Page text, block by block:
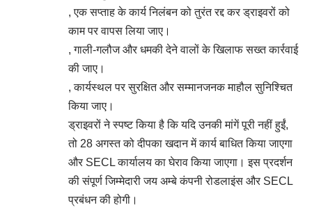
, एक सप्ताह के कार्य निलंबन को तुरंत रद्द कर ड्राइवरों को
काम पर वापस लिया जाए।
, गाली-गलौज और धमकी देने वालों के खिलाफ सख्त कार्रवाई
की जाए।
, कार्यस्थल पर सुरक्षित और सम्मानजनक माहौल सुनिश्चित
किया जाए।
ड्राइवरों ने स्पष्ट किया है कि यदि उनकी मांगें पूरी नहीं हुईं,
तो 28 अगस्त को दीपका खदान में कार्य बाधित किया जाएगा
और SECL कार्यालय का घेराव किया जाएगा। इस प्रदर्शन
की संपूर्ण जिम्मेदारी जय अम्बे कंपनी रोडलाइंस और SECL
प्रबंधन की होगी।